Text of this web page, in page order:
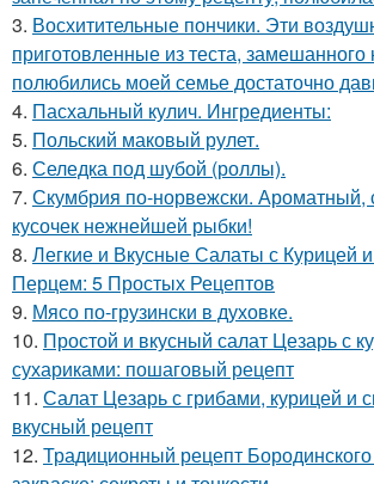
3. Восхитительные пончики. Эти
приготовленные из теста, замешанного
полюбились моей семье достаточно
4. Пасхальный кулич. Ингредиенты:
5. Польский маковый рулет.
6. Селедка под шубой (роллы).
7. Скумбрия по-норвежски. Ароматный,
кусочек нежнейшей рыбки!
8. Легкие и Вкусные Салаты с Курицей
Перцем: 5 Простых Рецептов
9. Мясо по-грузински в духовке.
10. Простой и вкусный салат Цезарь с
сухариками: пошаговый рецепт
11. Салат Цезарь с грибами, курицей и
вкусный рецепт
12. Традиционный рецепт